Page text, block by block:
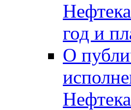
год и
О